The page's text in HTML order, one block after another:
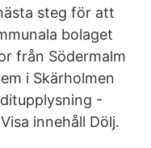
steg för att
bolaget
från Södermalm
i Skärholmen
-
innehåll Dölj.